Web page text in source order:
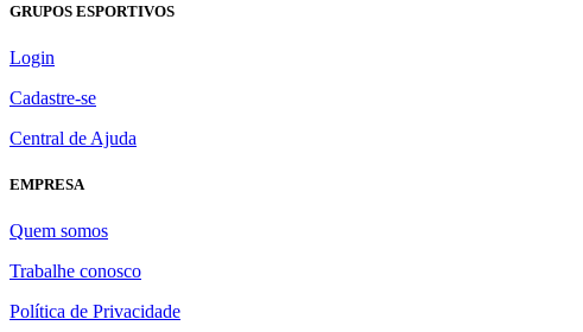
GRUPOS ESPORTIVOS
Login
Cadastre-se
Central de Ajuda
EMPRESA
Quem somos
Trabalhe conosco
Política de Privacidade